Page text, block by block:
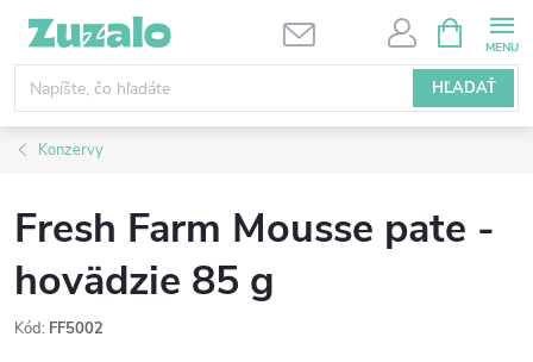
Prejsť
obsah
HĽADAŤ
KOŠÍK
Konzervy
Fresh Farm Mousse pate -
hovädzie 85 g
Kód: FF5002